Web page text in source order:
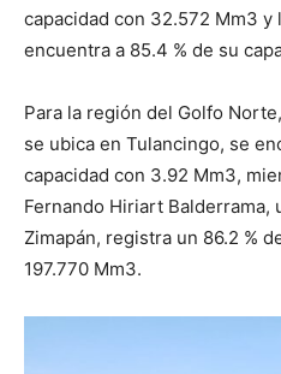
capacidad con 32.572 Mm3 y
encuentra a 85.4 % de su
Para la región del Golfo
se ubica en Tulancingo, se
capacidad con 3.92 Mm3,
Fernando Hiriart Balderrama,
Zimapán, registra un 86.2 %
197.770 Mm3.